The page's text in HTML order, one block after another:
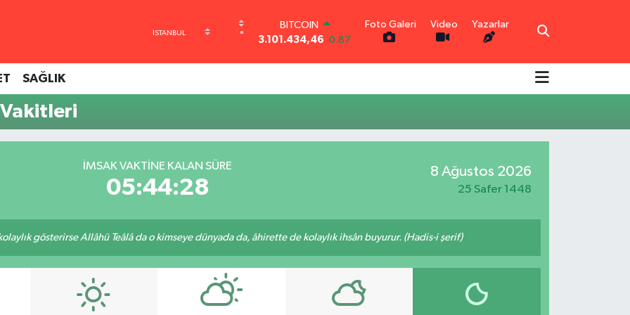
°
BITCOIN
3.101.434,46 0.87
64,4811 0.38
GRAM ALTIN
Foto Galeri Video Yazarlar
SAĞLIK
İMSAK VAKTINE KALAN SÜRE
05:44:28
8 Ağustos 2026
25 Safer 1448
gösterirse Allâhü Teâlâ da o kimseye dünyada da, âhirette de kolaylık ihsân buyurur. (Hadis-i şerif)